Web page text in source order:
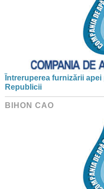
Întreruperea furnizării
Republicii
BIHON CAO